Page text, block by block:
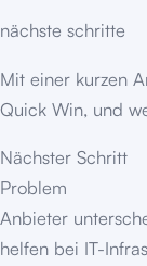
nächste schritte
Mit einer kurzen
Quick Win, und
Nächster Schritt
Problem
Anbieter
helfen bei IT-